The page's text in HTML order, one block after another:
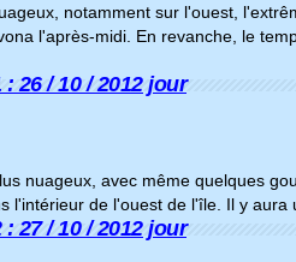
notamment sur l'ouest,
l'après-midi. En revanche, le
26 / 10 / 2012 jour
nuageux, avec même quelques
l'intérieur de l'ouest de l'île. Il y aura
27 / 10 / 2012 jour